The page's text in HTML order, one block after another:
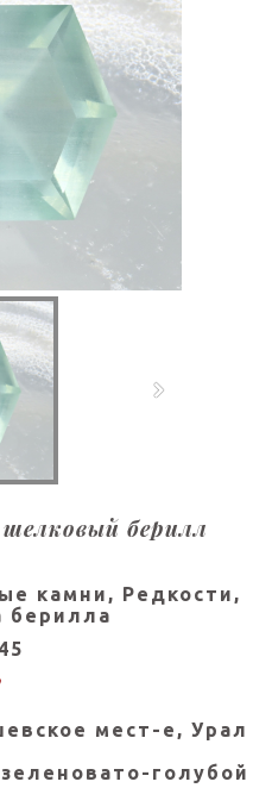
берилл
камни, Редкости,
берилла
мест-е, Урал
голубой